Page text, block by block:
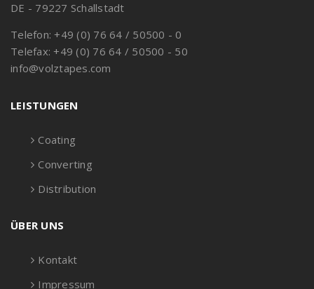
DE - 79227 Schallstadt
Telefon: +49 (0) 76 64 / 50500 - 0
Telefax: +49 (0) 76 64 / 50500 - 50
info@volztapes.com
LEISTUNGEN
Coating
Converting
Distribution
ÜBER UNS
Kontakt
Impressum